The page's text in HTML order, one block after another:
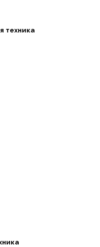
техника